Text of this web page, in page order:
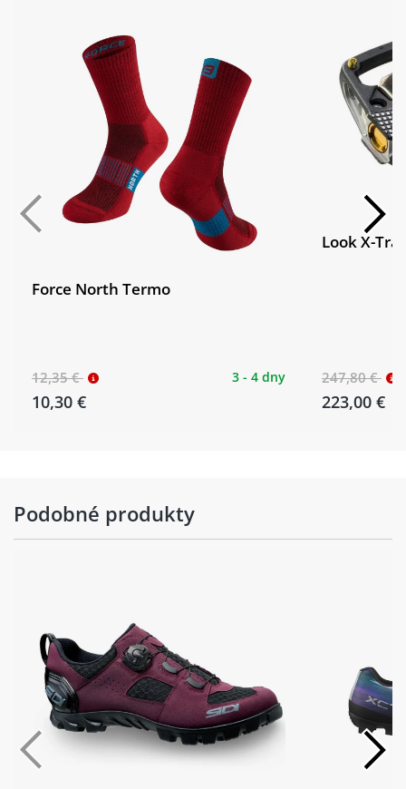
Force North Termo
12,35 €
10,30 €
3 - 4 dny
Look X-
247,80 €
223,00 €
Podobné produkty